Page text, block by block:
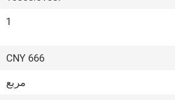
1
CNY 666
مربع